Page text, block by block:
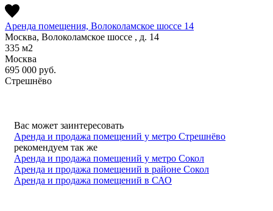
Аренда помещения, Волоколамское шоссе 14
Москва, Волоколамское шоссе , д. 14
335 м2
Москва
695 000 руб.
Стрешнёво
Вас может заинтересовать
Аренда и продажа помещений у метро Стрешнёво
рекомендуем так же
Аренда и продажа помещений у метро Сокол
Аренда и продажа помещений в районе Сокол
Аренда и продажа помещений в САО